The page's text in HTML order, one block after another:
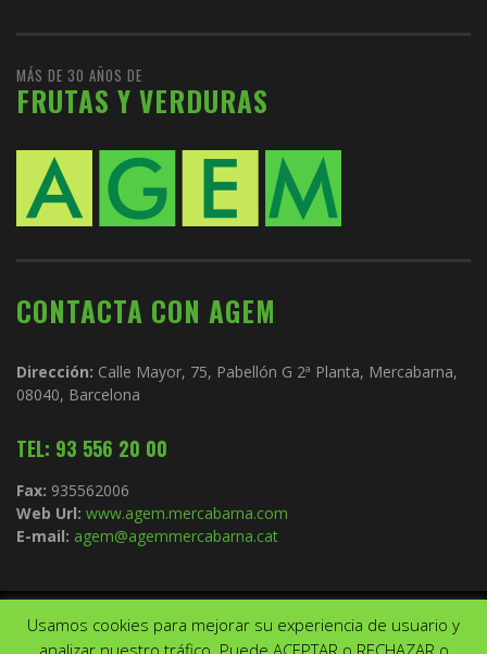
MÁS DE 30 AÑOS DE
FRUTAS Y VERDURAS
CONTACTA CON AGEM
Dirección: Calle Mayor, 75, Pabellón G 2ª Planta, Mercabarna,
08040, Barcelona
TEL: 93 556 20 00
Fax: 935562006
Web Url: www.agem.mercabarna.com
E-mail: agem@agemmercabarna.cat
Copyright © 2021.AGEM. Todos los derechos reservados. Diseño de
Usamos cookies para mejorar su experiencia de usuario y
analizar nuestro tráfico. Puede ACEPTAR o RECHAZAR o